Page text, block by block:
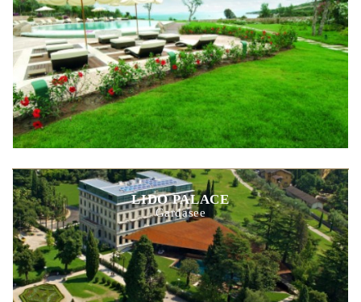
LIDO PALACE
Gardasee